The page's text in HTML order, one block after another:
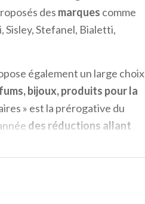
des marques comme
Sisley, Stefanel, Bialetti,
également un large choix
bijoux, produits pour la
» est la prérogative du
des réductions allant
à la découverte des saveurs